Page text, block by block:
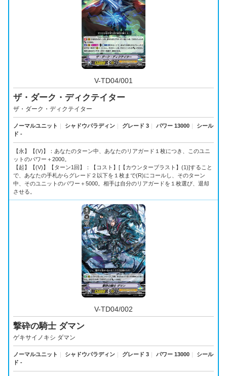
V-TD04/001
ザ・ダーク・ディクテイター
ザ・ダーク・ディクテイター
ノーマルユニット シャドウパラディン グレード 3 パワー 13000
シール
ド -
【永】【(V)】：あなたのターン中、あなたのリアガード１枚につき、このユニ
ットのパワー＋2000。
【起】【(V)】【ターン1回】：【コスト】[【カウンターブラスト】(1)]すること
で、あなたの手札からグレード２以下を１枚まで(R)にコールし、そのターン
中、そのユニットのパワー＋5000。相手は自分のリアガードを１枚選び、退却
させる。
V-TD04/002
撃砕の騎士 ダマン
ゲキサイノキシ ダマン
ノーマルユニット シャドウパラディン グレード 3 パワー 13000
シール
ド -